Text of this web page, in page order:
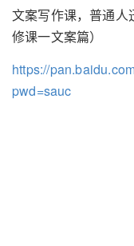
文案写作课，普通
修课一文案篇）
https://
pwd=sauc